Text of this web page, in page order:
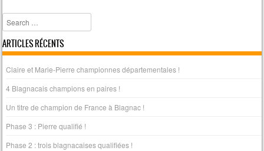
Search
ARTICLES RÉCENTS
Claire et Marie-Pierre championnes départementales !
4 Blagnacais champions en paires !
Un titre de champion de France à Blagnac !
Phase 3 : Pierre qualifié !
Phase 2 : trois blagnacaises qualifiées !